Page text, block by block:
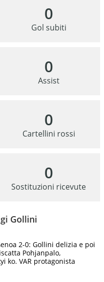
0
Gol subiti
0
Assist
0
Cartellini rossi
0
Sostituzioni ricevute
Gollini
2-0: Gollini delizia e poi
Pohjanpalo,
ko. VAR protagonista